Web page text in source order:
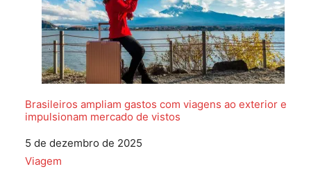
Brasileiros ampliam gastos com viagens ao exterior e
impulsionam mercado de vistos
Data
5 de dezembro de 2025
Em relação a
Viagem